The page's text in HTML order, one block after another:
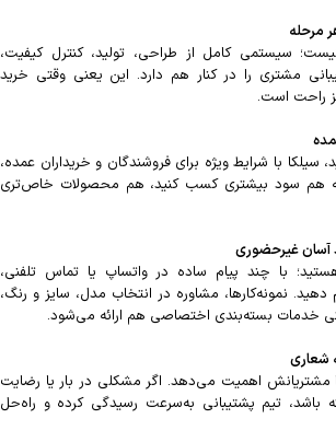
سیستمی کامل از طراحی، تولید، کنترل کیفیت،
مشتری را در کنار هم دارد. این یعنی وقتی خرید
راحت است.
با شرایط ویژه برای فروشندگان و خریداران عمده،
هم سود بیشتری کسب کنید، هم محصولات خاص‌تری
با چند پیام ساده در واتساپ یا تماس تلفنی،
دهید. نمونه‌کارها، مشاوره در انتخاب مدل، سایز و رنگ،
خدمات بسته‌بندی اختصاصی هم ارائه می‌شود.
مشتریانش اهمیت می‌دهد. اگر مشکلی در بار یا رضایت
باشد، تیم پشتیبانی به‌سرعت رسیدگی کرده و راه‌حل